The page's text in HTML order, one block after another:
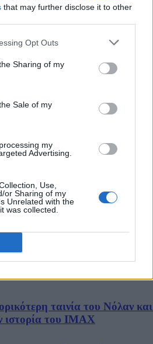
that may further disclose it to other
Opt Outs
Sharing of my
Sale of my
my
Advertising.
Use,
or Sharing of my
Unrelated with the
was collected.
της Metron
το ΚΙΝΑΛ
Κυριακής πραγματοποίησε η
σημαντική πτώση πέφτοντας στο
άνοδο...
Τζεφ Μπέζος – Κοντά σε
ταινία του Νόλαν
ιστορία του IMAX